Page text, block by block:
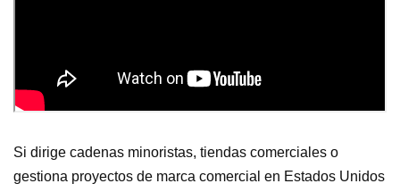
Si dirige cadenas minoristas, tiendas comerciales o
gestiona proyectos de marca comercial en Estados Unidos